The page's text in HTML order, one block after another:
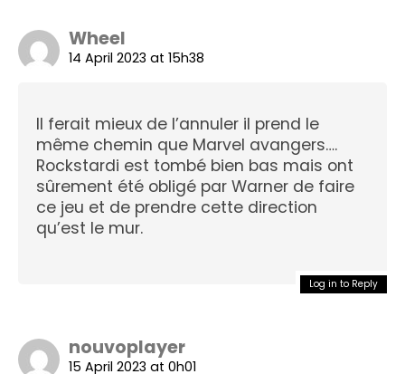
Wheel
14 April 2023 at 15h38
Il ferait mieux de l’annuler il prend le
même chemin que Marvel avangers….
Rockstardi est tombé bien bas mais ont
sûrement été obligé par Warner de faire
ce jeu et de prendre cette direction
qu’est le mur.
Log in to Reply
nouvoplayer
15 April 2023 at 0h01